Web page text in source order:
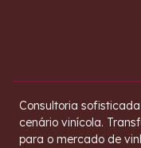
Consultoria
cenário vinícola.
para o mercado de